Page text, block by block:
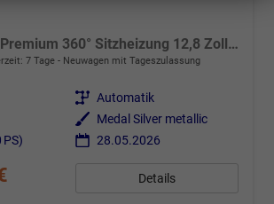
EV 64kWh FL Premium 360° Sitzheizung 12,8 Zoll Wärmepumpe
7 Tage Neuwagen mit Tageszulassung
Getriebe Automatik
Außenfarbe
Medal Silver metallic
PS) 28.05.2026
Details